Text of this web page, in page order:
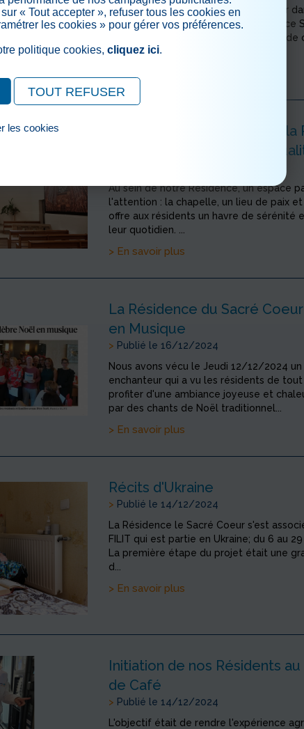
Focus aujourd'hui sur l'espace potager
résidence. Bravo à M B. de la Résidence
pour son investissement à l'entretien de
> En savoir plus
Une Chapelle au Coeur de la
Un lieu de Paix et de
Au sein de notre Résidence, un espace
l'attention : la chapelle, un lieu de paix
offre aux résidents un havre de sérénité
leur quotidien. ...
> En savoir plus
La Résidence du Sacré
en Musique
> Publié le 16/12/2024
Nous avons vécu le Jeudi 12/12/2024
enchanteur qui a vu les résidents de
profiter d'une ambiance joyeuse et
par des chants de Noël traditionnel...
> En savoir plus
Récits d'Ukraine
> Publié le 14/12/2024
La Résidence le Sacré Coeur s'est
FILIT qui est partie en Ukraine; du 6 au
La première étape du projet était une
d...
> En savoir plus
Initiation de nos Résidents
de Café
> Publié le 14/12/2024
L'objectif était de rendre l'expérience
« Tout accepter », refuser tous les cookies en
les cookies » pour gérer vos préférences.
politique cookies,cliquez ici.
TOUT REFUSER
les cookies